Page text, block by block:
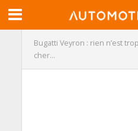
Bugatti Veyron : rien n’est
cher…